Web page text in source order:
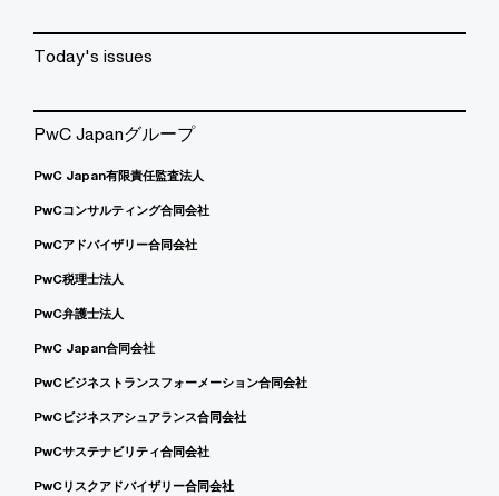
Today's issues
PwC Japanグループ
PwC Japan有限責任監査法人
PwCコンサルティング合同会社
PwCアドバイザリー合同会社
PwC税理士法人
PwC弁護士法人
PwC Japan合同会社
PwCビジネストランスフォーメーション合同会社
PwCビジネスアシュアランス合同会社
PwCサステナビリティ合同会社
PwCリスクアドバイザリー合同会社